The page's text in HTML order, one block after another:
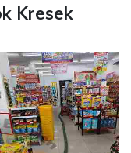
Kresek